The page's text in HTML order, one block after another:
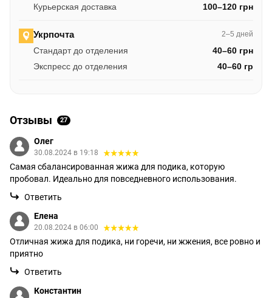
Курьерская доставка
100–120 грн
Укрпочта 2–5 дней
Стандарт до отделения
40–60 грн
Экспресс до отделения
40–60 гр
Отзывы 27
Олег
30.08.2024 в 19:18
Самая сбалансированная жижа для подика, которую
пробовал. Идеально для повседневного использования.
Ответить
Елена
20.08.2024 в 06:00
Отличная жижа для подика, ни горечи, ни жжения, все ровно и
приятно
Ответить
Константин